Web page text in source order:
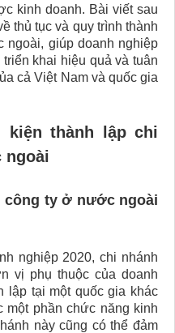
kinh doanh. Bài viết sau
thủ tục và quy trình thành
ngoài, giúp doanh nghiệp
khai hiệu quả và tuân
cả Việt Nam và quốc gia
kiện thành lập chi
ngoài
công ty ở nước ngoài
nghiệp 2020, chi nhánh
vị phụ thuộc của doanh
lập tại một quốc gia khác
một phần chức năng kinh
này cũng có thể đảm